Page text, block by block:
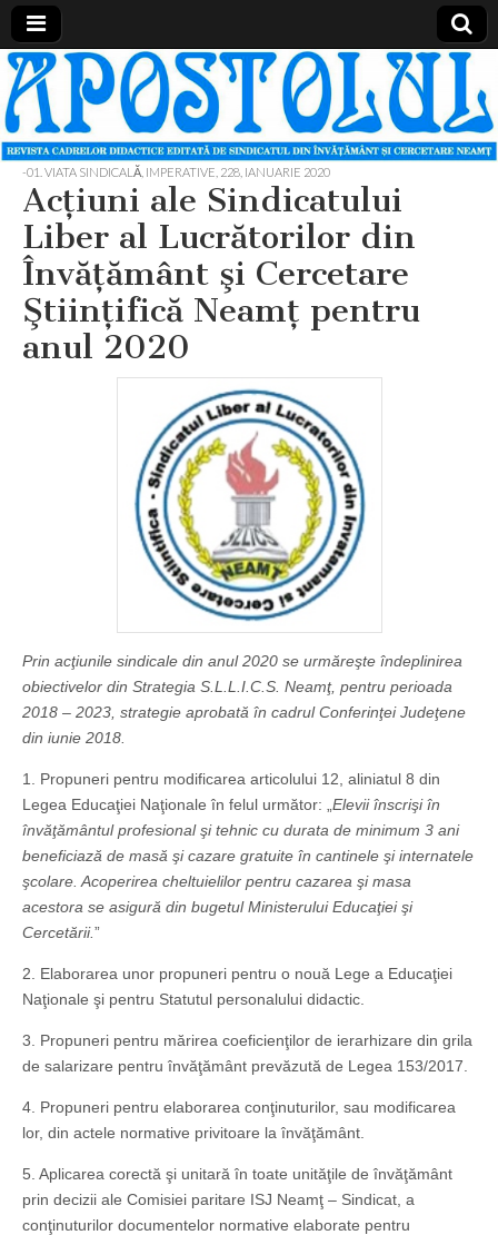
Apostolul
Revista
cadrelor
didactice
din
judetul
Neamt
-01. VIATA SINDICALĂ, IMPERATIVE 228, IANUARIE 2020
Acţiuni ale Sindicatului
Liber al Lucrătorilor din
Învăţământ şi Cercetare
Ştiinţifică Neamţ pentru
anul 2020
Prin acţiunile sindicale din anul 2020 se urmăreşte îndeplinirea
obiectivelor din Strategia S.L.L.I.C.S. Neamţ, pentru perioada
2018 – 2023, strategie aprobată în cadrul Conferinţei Judeţene
din iunie 2018.
1. Propuneri pentru modificarea articolului 12, aliniatul 8 din
Legea Educaţiei Naţionale în felul următor: „Elevii înscrişi în
învăţământul profesional şi tehnic cu durata de minimum 3 ani
beneficiază de masă şi cazare gratuite în cantinele şi internatele
şcolare. Acoperirea cheltuielilor pentru cazarea şi masa
acestora se asigură din bugetul Ministerului Educaţiei şi
Cercetării.”
2. Elaborarea unor propuneri pentru o nouă Lege a Educaţiei
Naţionale şi pentru Statutul personalului didactic.
3. Propuneri pentru mărirea coeficienţilor de ierarhizare din grila
de salarizare pentru învăţământ prevăzută de Legea 153/2017.
4. Propuneri pentru elaborarea conţinuturilor, sau modificarea
lor, din actele normative privitoare la învăţământ.
5. Aplicarea corectă şi unitară în toate unităţile de învăţământ
prin decizii ale Comisiei paritare ISJ Neamţ – Sindicat, a
conţinuturilor documentelor normative elaborate pentru